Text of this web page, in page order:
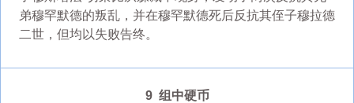
弟穆罕默德的叛乱，并在穆罕默德死后反抗其侄子穆拉德
二世，但均以失败告终。
9 组中硬币